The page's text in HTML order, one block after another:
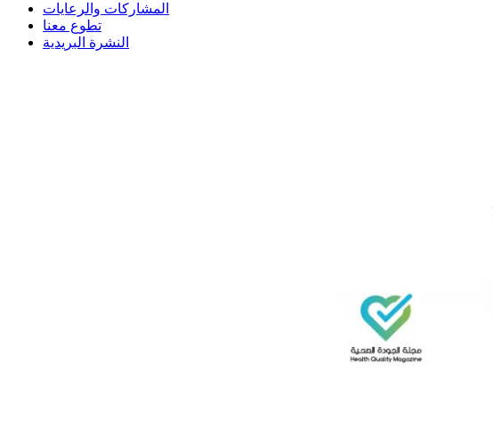
المشاركات والرعايات
تطوع معنا
النشرة البريدية